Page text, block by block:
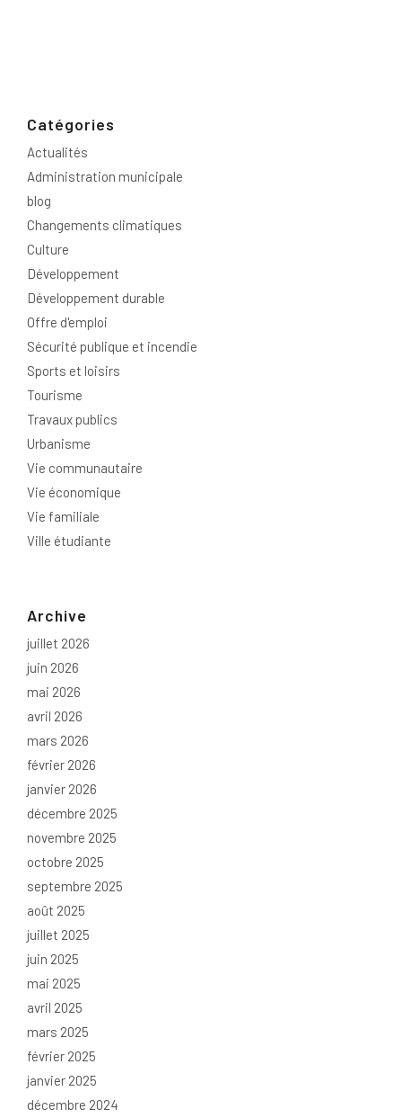
Catégories
Actualités
Administration municipale
blog
Changements climatiques
Culture
Développement
Développement durable
Offre d'emploi
Sécurité publique et incendie
Sports et loisirs
Tourisme
Travaux publics
Urbanisme
Vie communautaire
Vie économique
Vie familiale
Ville étudiante
Archive
juillet 2026
juin 2026
mai 2026
avril 2026
mars 2026
février 2026
janvier 2026
décembre 2025
novembre 2025
octobre 2025
septembre 2025
août 2025
juillet 2025
juin 2025
mai 2025
avril 2025
mars 2025
février 2025
janvier 2025
décembre 2024